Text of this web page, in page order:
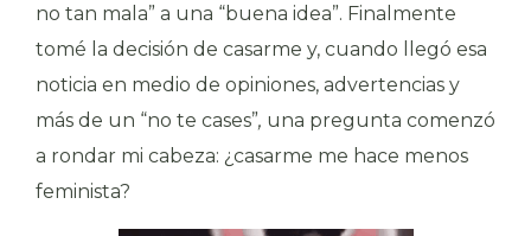
no tan mala” a una “buena idea”. Finalmente
tomé la decisión de casarme y, cuando llegó esa
noticia en medio de opiniones, advertencias y
más de un “no te cases”, una pregunta comenzó
a rondar mi cabeza: ¿casarme me hace menos
feminista?